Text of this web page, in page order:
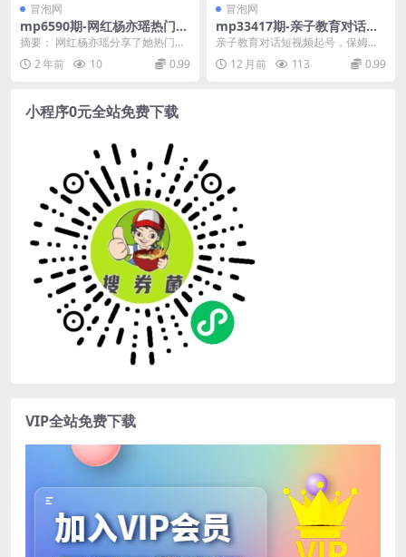
冒泡网
mp6590期-网红杨亦瑶热门表
情包制作，100%原创，简单
制作日收益500+
摘要： 网红杨亦瑶分享了她热门表
情包的制作过程，这些表情包都是1
00%原创。通过...
2 年前 10 0.99
冒泡网
mp33417期-亲子教育对话短
视频起号，保姆级拆解教程，
快速起千粉万粉号
亲子教育对话短视频起号，保姆级
拆解教程，快速起千粉万粉号 项目
介绍： 在育儿这件...
12 月前 113 0.99
小程序0元全站免费下载
VIP全站免费下载